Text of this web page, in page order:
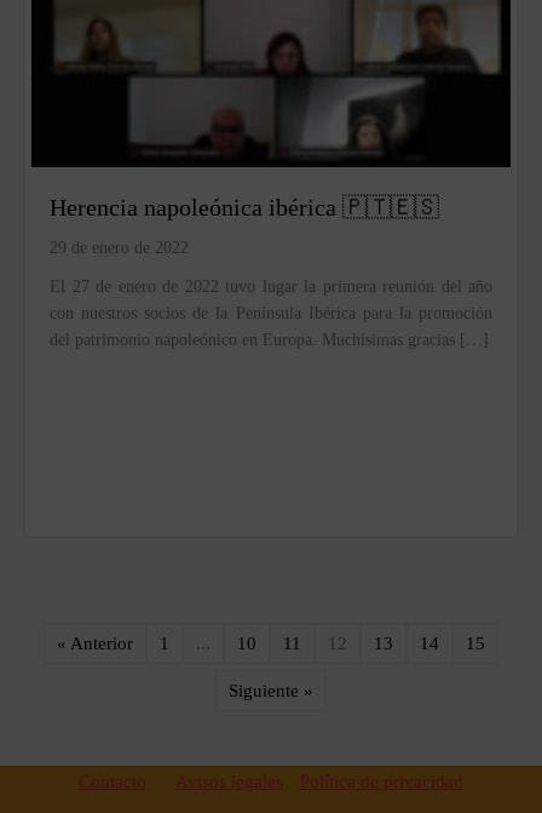
Herencia napoleónica ibérica 🇵🇹🇪🇸
29 de enero de 2022
El 27 de enero de 2022 tuvo lugar la primera reunión del año
con nuestros socios de la Península Ibérica para la promoción
del patrimonio napoleónico en Europa. Muchísimas gracias […]
« Anterior 1 ... 10 11 12 13 14 15
Siguiente »
Contacto Avisos legales Política de privacidad